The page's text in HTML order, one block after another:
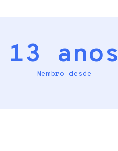
13 anos
Membro desde